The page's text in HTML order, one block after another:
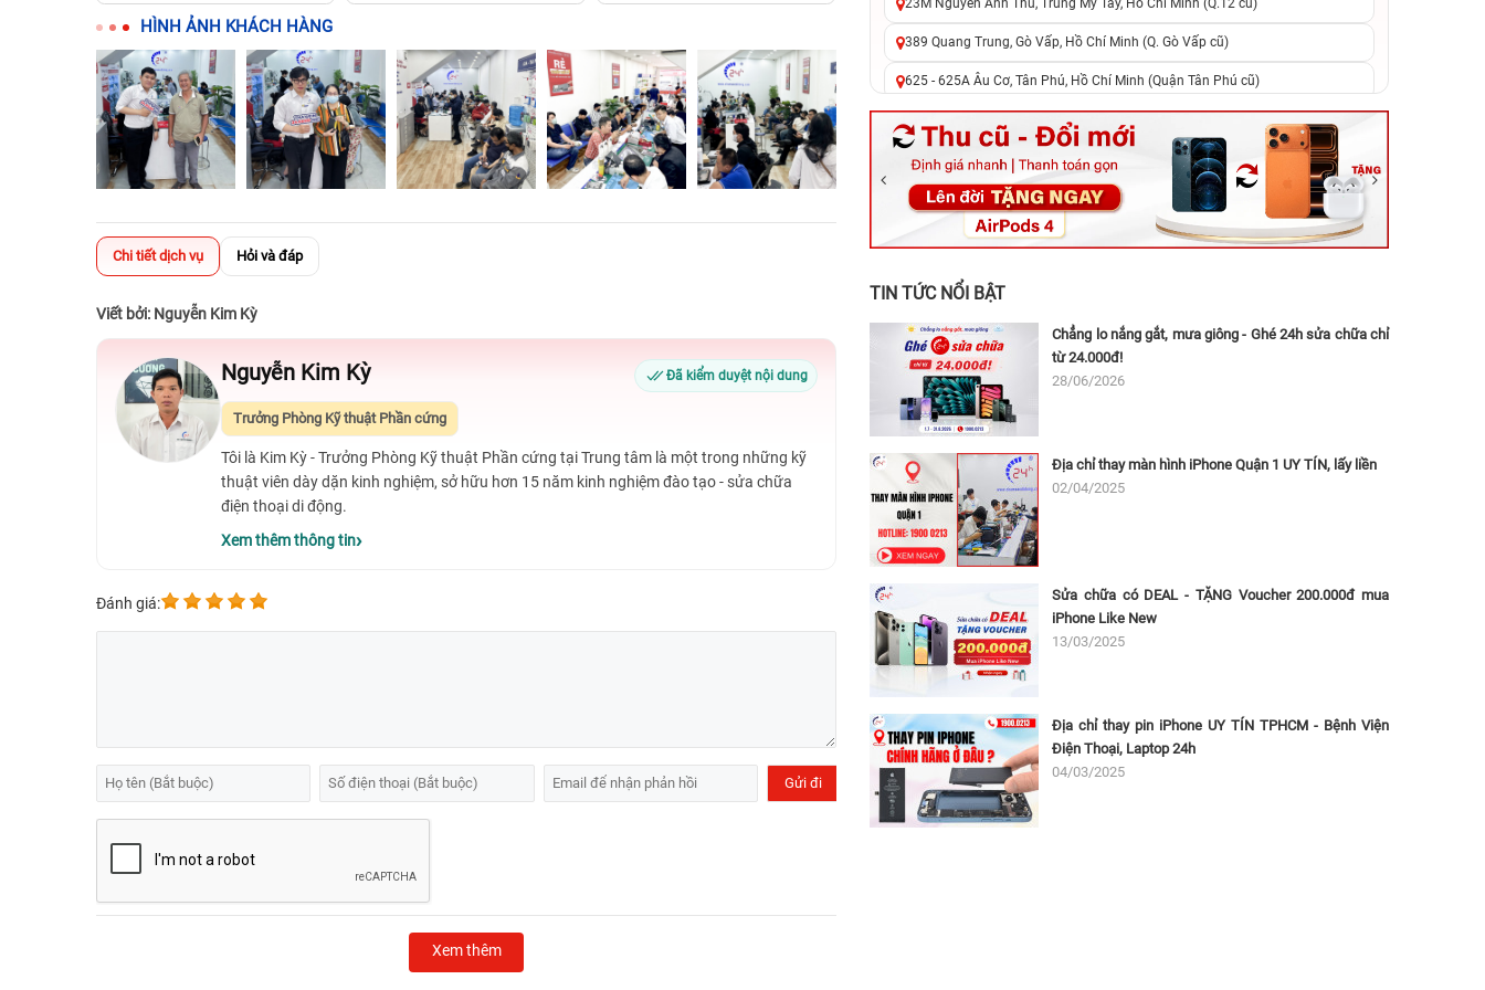
HÌNH ẢNH KHÁCH HÀNG
Chi tiết dịch vụ Hỏi và đáp
Viết bởi: Nguyễn Kim Kỳ
Nguyễn Kim Kỳ Đã kiểm duyệt nội dung
Trưởng Phòng Kỹ thuật Phần cứng
Tôi là Kim Kỳ - Trưởng Phòng Kỹ thuật Phần cứng tại Trung tâm là một trong những kỹ
thuật viên dày dặn kinh nghiệm, sở hữu hơn 15 năm kinh nghiệm đào tạo - sửa chữa
điện thoại di động.
Xem thêm thông tin
Đánh giá:
Xem thêm
23M Nguyễn Ảnh Thủ, Trung Mỹ Tây, Hồ Chí Minh (Q.12 cũ)
389 Quang Trung, Gò Vấp, Hồ Chí Minh (Q. Gò Vấp cũ)
625 - 625A Âu Cơ, Tân Phú, Hồ Chí Minh (Quận Tân Phú cũ)
326 Lê Văn Việt, Tăng Nhơn Phú, Hồ Chí Minh (Q.9 TP. Thủ Đức cũ)
256 Võ Văn Ngân, Thủ Đức, Hồ Chí Minh (Bình Thọ, TP. Thủ Đức Cũ)
70 Nguyễn An Ninh, Dĩ An, Hồ Chí Minh (Bình Dương Cũ)
24h Vũng Tàu: 162A Ba Cu, Vũng Tàu, Hồ Chí Minh (TP. Vũng Tàu cũ)
TIN TỨC NỔI BẬT
Chẳng lo nắng gắt, mưa giông - Ghé 24h sửa chữa chỉ
từ 24.000đ!
28/06/2026
Địa chỉ thay màn hình iPhone Quận 1 UY TÍN, lấy liền
02/04/2025
Sửa chữa có DEAL - TẶNG Voucher 200.000đ mua
iPhone Like New
13/03/2025
Địa chỉ thay pin iPhone UY TÍN TPHCM - Bệnh Viện
Điện Thoại, Laptop 24h
04/03/2025